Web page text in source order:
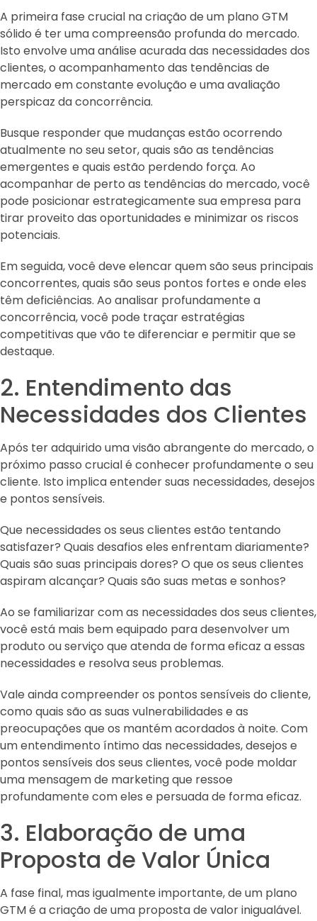
A primeira fase crucial na criação de um plano GTM
sólido é ter uma compreensão profunda do mercado.
Isto envolve uma análise acurada das necessidades dos
clientes, o acompanhamento das tendências de
mercado em constante evolução e uma avaliação
perspicaz da concorrência.
Busque responder que mudanças estão ocorrendo
atualmente no seu setor, quais são as tendências
emergentes e quais estão perdendo força. Ao
acompanhar de perto as tendências do mercado, você
pode posicionar estrategicamente sua empresa para
tirar proveito das oportunidades e minimizar os riscos
potenciais.
Em seguida, você deve elencar quem são seus principais
concorrentes, quais são seus pontos fortes e onde eles
têm deficiências. Ao analisar profundamente a
concorrência, você pode traçar estratégias
competitivas que vão te diferenciar e permitir que se
destaque.
2. Entendimento das
Necessidades dos Clientes
Após ter adquirido uma visão abrangente do mercado, o
próximo passo crucial é conhecer profundamente o seu
cliente. Isto implica entender suas necessidades, desejos
e pontos sensíveis.
Que necessidades os seus clientes estão tentando
satisfazer? Quais desafios eles enfrentam diariamente?
Quais são suas principais dores? O que os seus clientes
aspiram alcançar? Quais são suas metas e sonhos?
Ao se familiarizar com as necessidades dos seus clientes,
você está mais bem equipado para desenvolver um
produto ou serviço que atenda de forma eficaz a essas
necessidades e resolva seus problemas.
Vale ainda compreender os pontos sensíveis do cliente,
como quais são as suas vulnerabilidades e as
preocupações que os mantém acordados à noite. Com
um entendimento íntimo das necessidades, desejos e
pontos sensíveis dos seus clientes, você pode moldar
uma mensagem de marketing que ressoe
profundamente com eles e persuada de forma eficaz.
3. Elaboração de uma
Proposta de Valor Única
A fase final, mas igualmente importante, de um plano
GTM é a criação de uma proposta de valor inigualável.